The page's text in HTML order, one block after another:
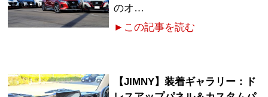
のオ…
►この記事を読む
【JIMNY】装着ギャラリー：ド